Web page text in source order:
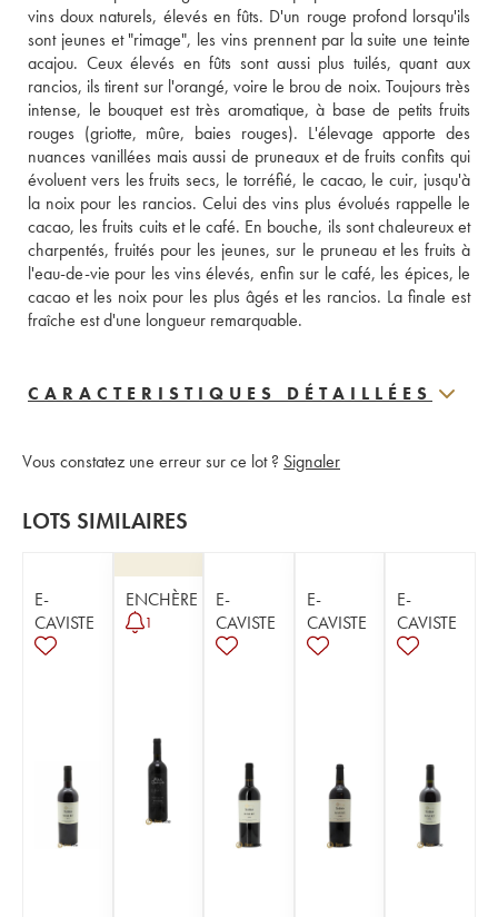
vins doux naturels, élevés en fûts. D'un rouge profond lorsqu'ils
sont jeunes et "rimage", les vins prennent par la suite une teinte
acajou. Ceux élevés en fûts sont aussi plus tuilés, quant aux
rancios, ils tirent sur l'orangé, voire le brou de noix. Toujours très
intense, le bouquet est très aromatique, à base de petits fruits
rouges (griotte, mûre, baies rouges). L'élevage apporte des
nuances vanillées mais aussi de pruneaux et de fruits confits qui
évoluent vers les fruits secs, le torréfié, le cacao, le cuir, jusqu'à
la noix pour les rancios. Celui des vins plus évolués rappelle le
cacao, les fruits cuits et le café. En bouche, ils sont chaleureux et
charpentés, fruités pour les jeunes, sur le pruneau et les fruits à
l'eau-de-vie pour les vins élevés, enfin sur le café, les épices, le
cacao et les noix pour les plus âgés et les rancios. La finale est
fraîche est d'une longueur remarquable.
CARACTERISTIQUES DÉTAILLÉES
Vous constatez une erreur sur ce lot ? Signaler
LOTS SIMILAIRES
E-
CAVISTE
ENCHÈRE
1
E-
CAVISTE
E-
CAVISTE
E-
CAVISTE